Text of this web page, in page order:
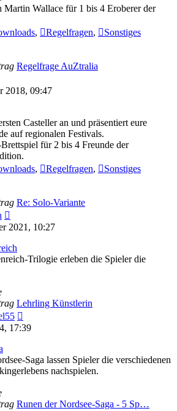
Martin Wallace für 1 bis 4 Eroberer der
, Regelfragen,
Sonstiges
Regelfrage AuZtralia
2018, 09:47
Casteller an und präsentiert eure
auf regionalen Festivals.
für 2 bis 4 Freunde der
, Regelfragen,
Sonstiges
Re: Solo-Variante
Beitrag
2021, 10:27
Trilogie erleben die Spieler die
Lehrling Künstlerin
Beitrag
17:39
Saga lassen Spieler die verschiedenen
nachspielen.
Runen der Nordsee-Saga - 5 Sp…